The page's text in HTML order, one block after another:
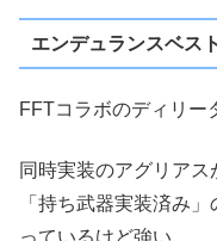
エンデュランスベスト
FFTコラボのディリー
同時実装のアグリア
「持ち武器実装済み
っているけど強い。